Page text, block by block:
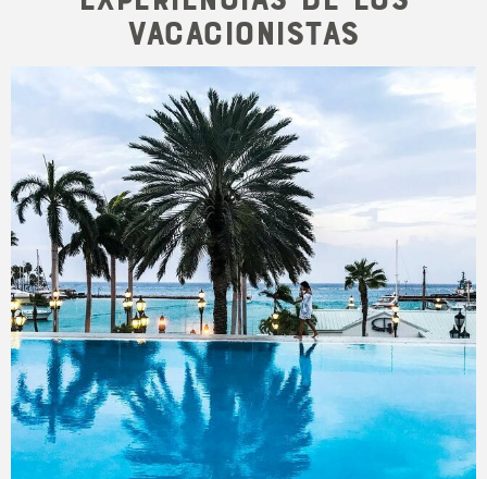
vacacionistas